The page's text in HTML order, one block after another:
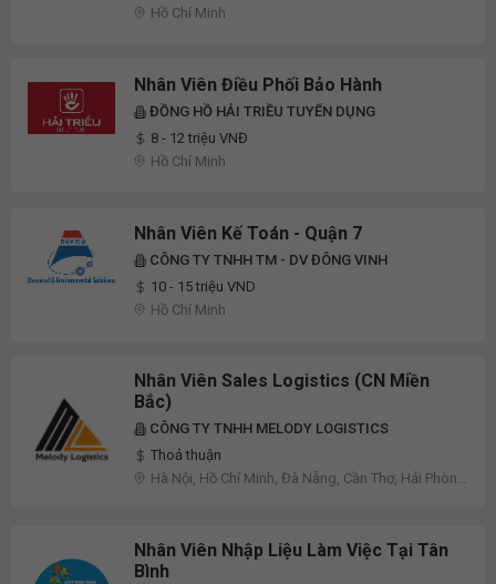
Hồ Chí Minh
Nhân Viên Điều Phối Bảo Hành
ĐỒNG HỒ HẢI TRIỀU TUYỂN DỤNG
8 - 12 triệu VNĐ
Hồ Chí Minh
Nhân Viên Kế Toán - Quận 7
CÔNG TY TNHH TM - DV ĐÔNG VINH
10 - 15 triệu VND
Hồ Chí Minh
Nhân Viên Sales Logistics (CN Miền
Bắc)
CÔNG TY TNHH MELODY LOGISTICS
Thoả thuận
Hà Nội, Hồ Chí Minh, Đà Nẵng, Cần Thơ, Hải Phòng,
Nhân Viên Nhập Liệu Làm Việc Tại Tân
Bình